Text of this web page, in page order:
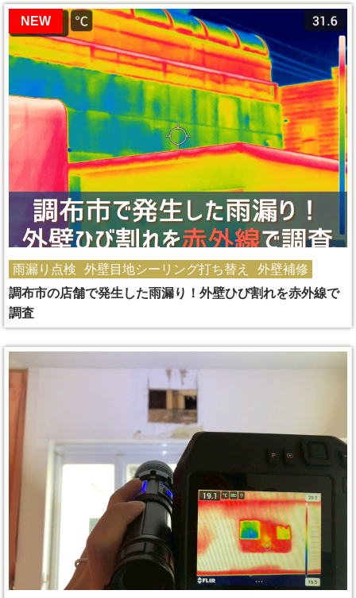
NEW
雨漏り点検 外壁目地シーリング打ち替え
外壁補修
調布市の店舗で発生した雨漏り！外壁ひび割れを赤外線で
調査